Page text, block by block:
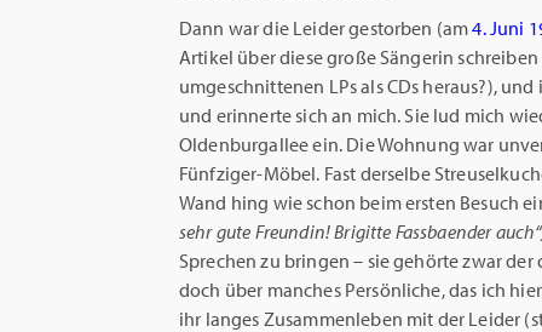
Dann war die Leider gestorben (am4. Juni
Artikel über diese große Sängerin
umgeschnittenen LPs als CDs heraus?),
und erinnerte sich an mich. Sie lud mich
Oldenburgallee ein. Die Wohnung war
Fünfziger-Möbel. Fast derselbe
Wand hing wie schon beim ersten Besuch
sehr gute Freundin! Brigitte Fassbaender
Sprechen zu bringen – sie gehörte zwar
doch über manches Persönliche, das ich
ihr langes Zusammenleben mit der Leider